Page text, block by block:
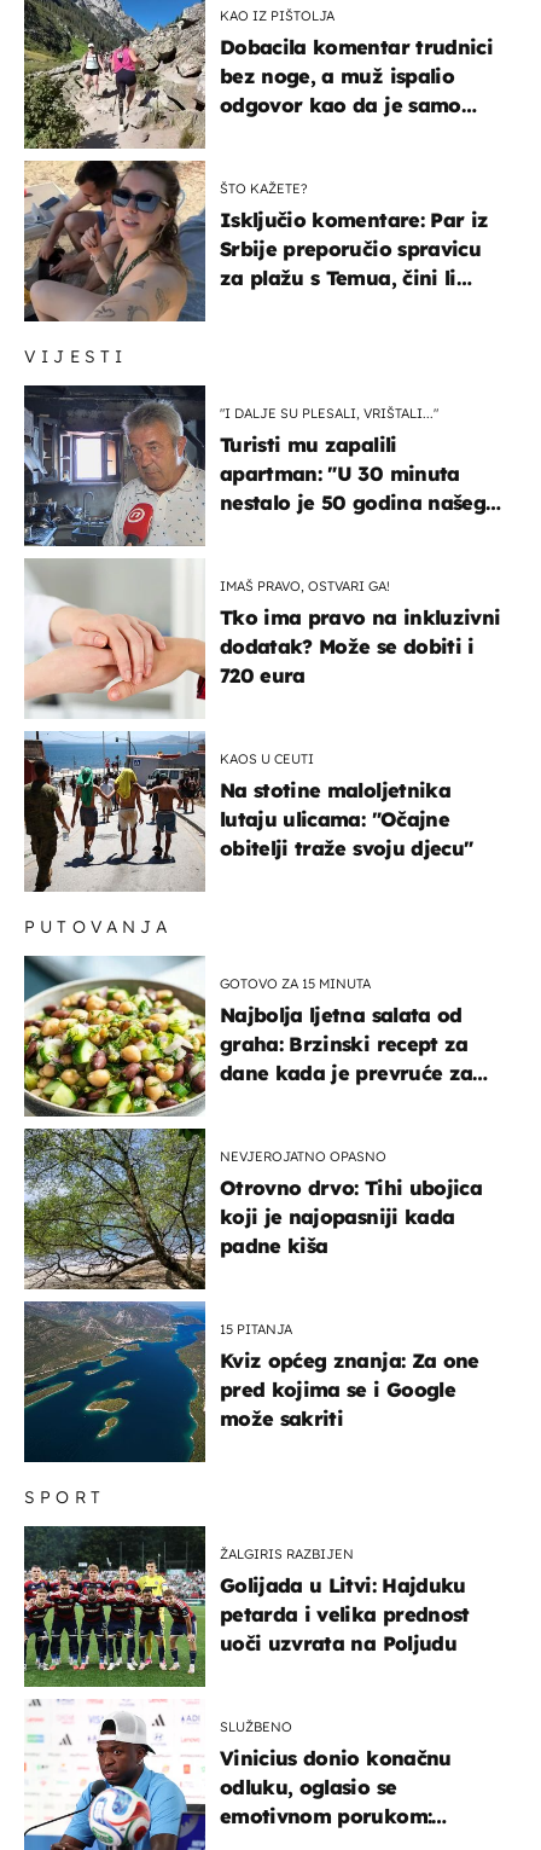
VIJESTI
"I DALJE SU PLESALI, VRIŠTALI..."
Turisti mu zapalili
apartman: "U 30 minuta
nestalo je 50 godina našeg
IMAŠ PRAVO, OSTVARI GA!
Tko ima pravo na inkluzivni
dodatak? Može se dobiti i
720 eura
KAOS U CEUTI
Na stotine maloljetnika
lutaju ulicama: "Očajne
obitelji traže svoju djecu"
KAO IZ PIŠTOLJA
Dobacila komentar trudnici
bez noge, a muž ispalio
odgovor kao da je samo
ŠTO KAŽETE?
Isključio komentare: Par iz
Srbije preporučio spravicu
za plažu s Temua, čini li
SPORT
ŽALGIRIS RAZBIJEN
Golijada u Litvi: Hajduku
petarda i velika prednost
uoči uzvrata na Poljudu
SLUŽBENO
Vinicius donio konačnu
odluku, oglasio se
emotivnom porukom:
PUTOVANJA
GOTOVO ZA 15 MINUTA
Najbolja ljetna salata od
graha: Brzinski recept za
dane kada je prevruće za
NEVJEROJATNO OPASNO
Otrovno drvo: Tihi ubojica
koji je najopasniji kada
padne kiša
15 PITANJA
Kviz općeg znanja: Za one
pred kojima se i Google
može sakriti